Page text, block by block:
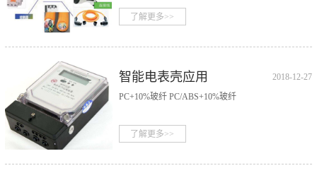
NEW ENERGY
CHARGING PILE）
了解更多>>
智能电表壳应用
（SMART WATCH
APPLICATION）
2018-12-27
PC+10%玻纤 PC/ABS+10%玻纤
了解更多>>